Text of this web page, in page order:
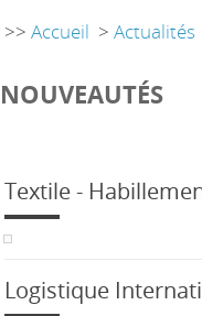
>>Accueil >Actualités
NOUVEAUTÉS
Textile -
Logistique